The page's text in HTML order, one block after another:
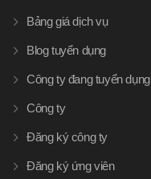
Bảng giá dịch vụ
Blog tuyển dụng
Công ty đang tuyển dụng
Công ty
Đăng ký công ty
Đăng ký ứng viên